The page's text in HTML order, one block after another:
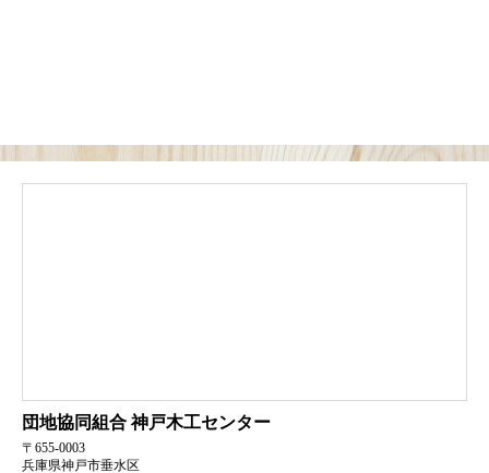
団地協同組合神戸木工センター
〒655-0003
兵庫県神戸市垂水区